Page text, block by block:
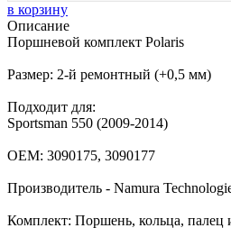
в корзину
Описание
Поршневой комплект Polaris
Размер: 2-й ремонтный (+0,5 мм)
Подходит для:
Sportsman 550 (2009-2014)
OEM: 3090175, 3090177
Производитель - Namura
Комплект: Поршень, кольца, палец